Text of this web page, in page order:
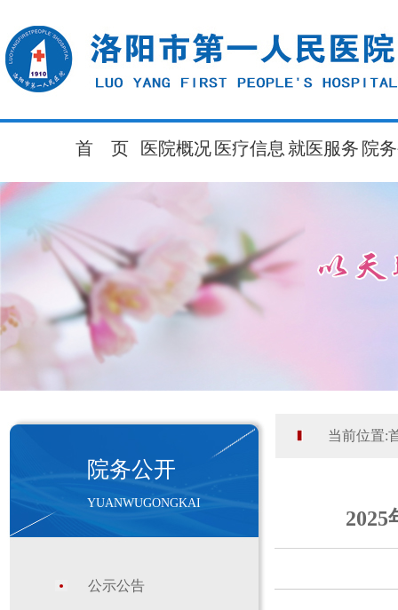
首 页 医院概况 医疗信息 就医服务 院
院务公开
YUANWUGONGKAI
公示公告
当前位置: